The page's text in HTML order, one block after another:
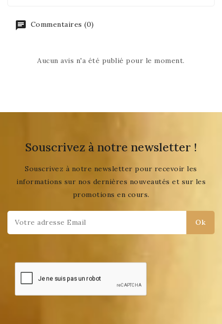
Commentaires (0)
Aucun avis n'a été publié pour le moment.
Souscrivez à notre newsletter !
Souscrivez à notre newsletter pour recevoir les
informations sur nos dernières nouveautés et sur les
promotions en cours.